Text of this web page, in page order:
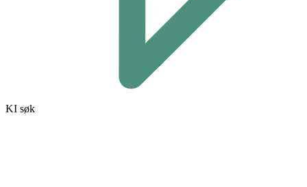
KI søk